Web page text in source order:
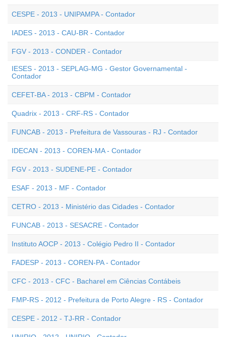
CESPE - 2013 - UNIPAMPA - Contador
IADES - 2013 - CAU-BR - Contador
FGV - 2013 - CONDER - Contador
IESES - 2013 - SEPLAG-MG - Gestor Governamental -
Contador
CEFET-BA - 2013 - CBPM - Contador
Quadrix - 2013 - CRF-RS - Contador
FUNCAB - 2013 - Prefeitura de Vassouras - RJ - Contador
IDECAN - 2013 - COREN-MA - Contador
FGV - 2013 - SUDENE-PE - Contador
ESAF - 2013 - MF - Contador
CETRO - 2013 - Ministério das Cidades - Contador
FUNCAB - 2013 - SESACRE - Contador
Instituto AOCP - 2013 - Colégio Pedro II - Contador
FADESP - 2013 - COREN-PA - Contador
CFC - 2013 - CFC - Bacharel em Ciências Contábeis
FMP-RS - 2012 - Prefeitura de Porto Alegre - RS - Contador
CESPE - 2012 - TJ-RR - Contador